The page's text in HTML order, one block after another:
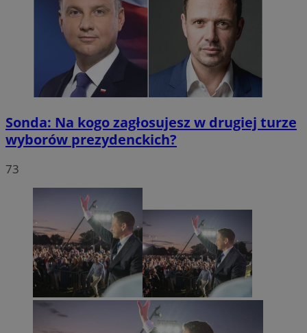
Sonda: Na kogo zagłosujesz w drugiej turze
wyborów prezydenckich?
73